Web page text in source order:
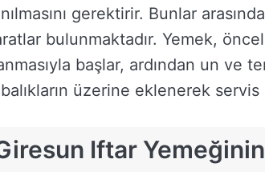
gerektirir. Bunlar
bulunmaktadır. Yemek,
başlar, ardından un ve
üzerine eklenerek servis
Iftar